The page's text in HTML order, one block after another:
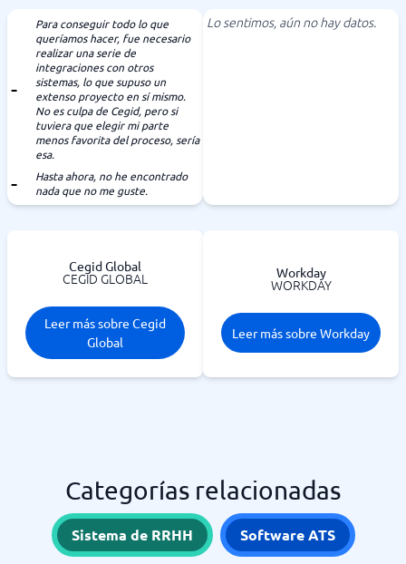
Para conseguir todo lo que
queríamos hacer, fue necesario
realizar una serie de
integraciones con otros
sistemas, lo que supuso un
extenso proyecto en sí mismo.
No es culpa de Cegid, pero si
tuviera que elegir mi parte
menos favorita del proceso, sería
esa.
Hasta ahora, no he encontrado
nada que no me guste.
Lo sentimos, aún no hay datos.
Cegid Global
CEGID GLOBAL
Leer más sobre Cegid
Global
Workday
WORKDAY
Leer más sobre Workday
Categorías relacionadas
Sistema de RRHH Software ATS